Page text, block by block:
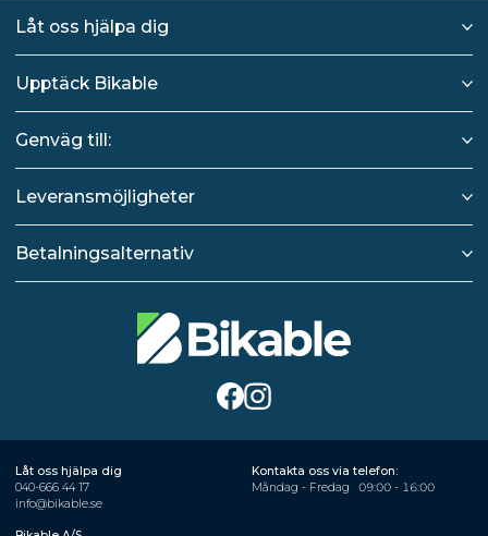
Låt oss hjälpa dig
Upptäck Bikable
Genväg till:
Leveransmöjligheter
Betalningsalternativ
Låt oss hjälpa dig
040-666 44 17
info@bikable.se
Kontakta oss via telefon:
Måndag - Fredag
09:00 - 16:00